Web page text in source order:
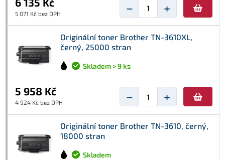
5 071 Kč bez DPH − +
Originální toner Brother TN-3610XL,
černý, 25000 stran
Skladem > 9 ks
5 958 Kč
4 924 Kč bez DPH − +
Originální toner Brother TN-3610, černý,
18000 stran
Skladem